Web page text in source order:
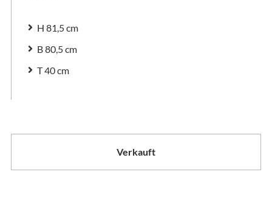
H 81,5 cm
B 80,5 cm
T 40 cm
Verkauft